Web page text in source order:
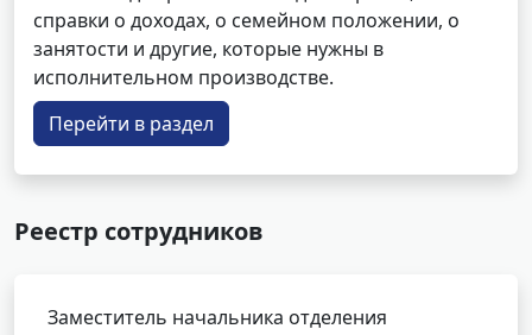
справки о доходах, о семейном положении, о
занятости и другие, которые нужны в
исполнительном производстве.
Перейти в раздел
Реестр сотрудников
Заместитель начальника отделения